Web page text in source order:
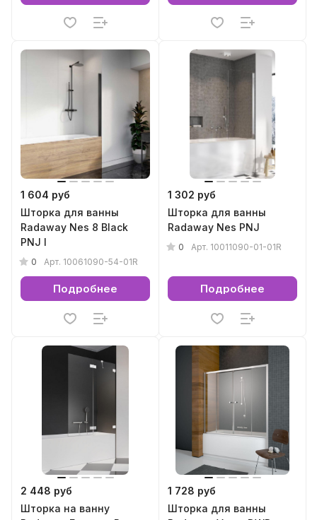
1 604 руб
Шторка для ванны
Radaway Nes 8 Black
PNJ I
0 Арт. 10061090-54-01R
Подробнее
1 302 руб
Шторка для ванны
Radaway Nes PNJ
0 Арт. 10011090-01-01R
Подробнее
2 448 руб
Шторка на ванну
1 728 руб
Шторка для ванны